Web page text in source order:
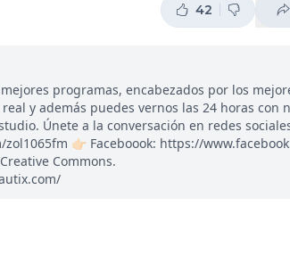
42
programas, encabezados por los
y además puedes vernos las 24 horas con
Únete a la conversación en redes sociales:
👉🏻 Faceboook: https://
Commons.